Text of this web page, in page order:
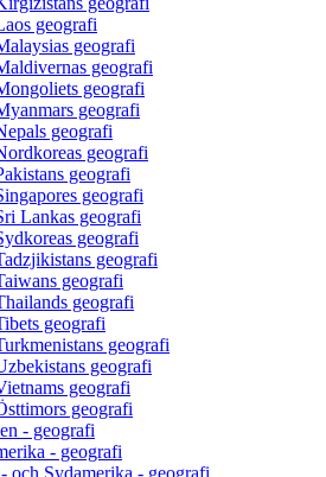
geografi
geografi
geografi
geografi
geografi
geografi
geografi
geografi
geografi
Lankas geografi
geografi
geografi
geografi
geografi
geografi
geografi
geografi
geografi
geografi
- geografi
- geografi
och Sydamerika - geografi